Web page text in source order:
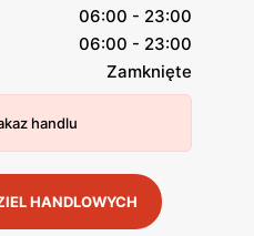
06:00 - 23:00
06:00 - 23:00
Zamknięte
handlu
HANDLOWYCH